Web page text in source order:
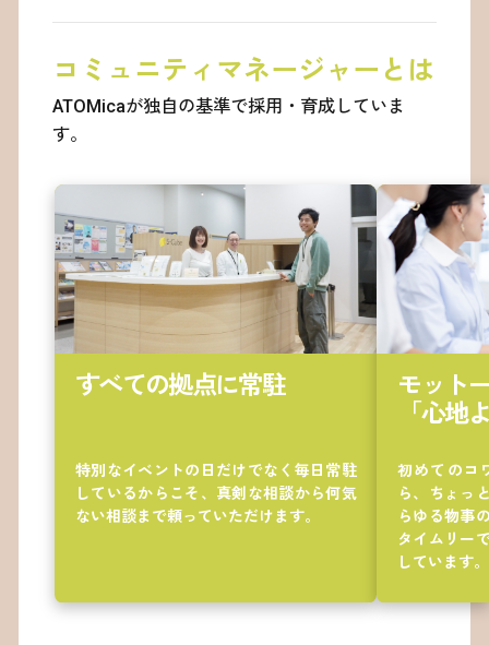
コミュニティマネージャーとは
ATOMicaが独自の基準で採用・育成していま
す。
すべての拠点に常駐
特別なイベントの日だけでなく毎日常駐
しているからこそ、真剣な相談から何気
ない相談まで頼っていただけます。
モット
「心地
初めてのコ
ら、ちょっ
らゆる物事
タイムリー
しています。
55
56
57
58
60
61
62
63
64
65
66
67
70
71
72
74
75